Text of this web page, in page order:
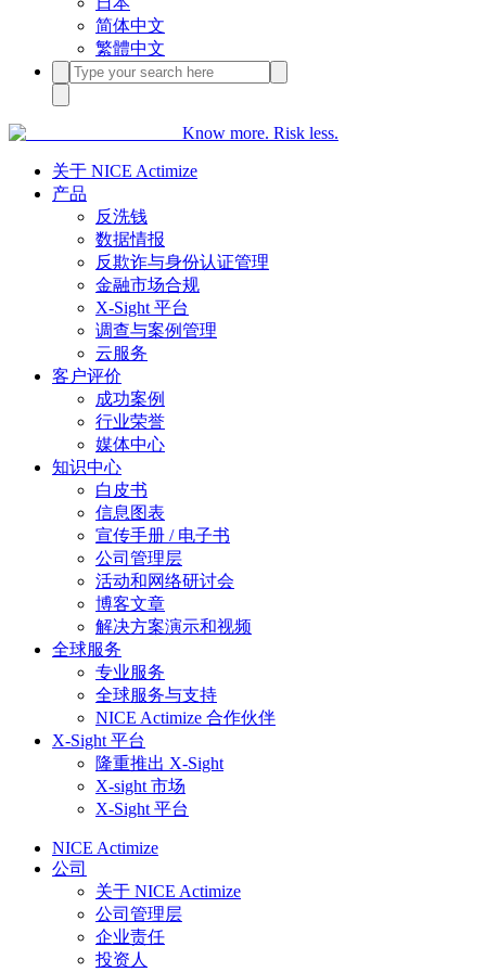
简体中文
繁體中文
Know more. Risk less.
关于 NICE Actimize
产品
反洗钱
数据情报
反欺诈与身份认证管理
金融市场合规
X-Sight 平台
调查与案例管理
云服务
客户评价
成功案例
行业荣誉
媒体中心
知识中心
白皮书
信息图表
宣传手册 / 电子书
公司管理层
活动和网络研讨会
博客文章
解决方案演示和视频
全球服务
专业服务
全球服务与支持
NICE Actimize 合作伙伴
X-Sight 平台
隆重推出 X-Sight​​​
X-sight 市场
X-Sight 平台
NICE Actimize
公司
关于 NICE Actimize
公司管理层
企业责任
投资人